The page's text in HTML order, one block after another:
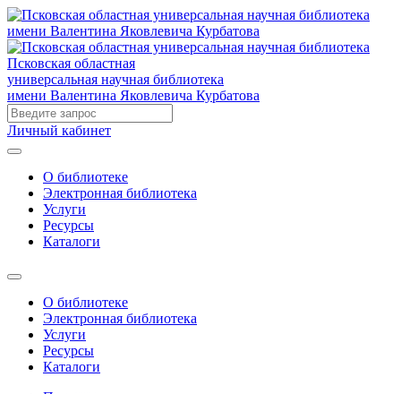
Псковская областная
универсальная научная библиотека
имени Валентина Яковлевича Курбатова
Личный кабинет
О библиотеке
Электронная библиотека
Услуги
Ресурсы
Каталоги
О библиотеке
Электронная библиотека
Услуги
Ресурсы
Каталоги